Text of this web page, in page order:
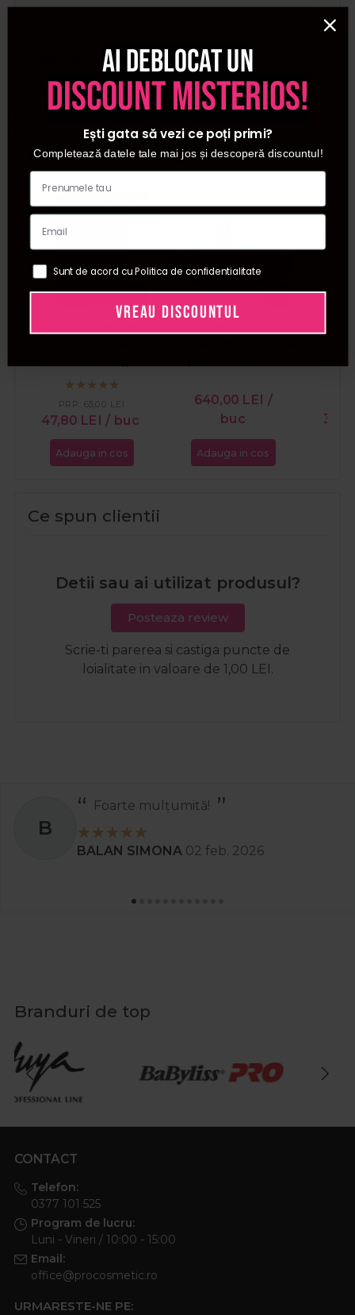
Airbrush unghii
Brand
Cupio
Cumparate frecvent impreuna:
20ml
47,80 LEI / buc
PRP: 65,00 LEI
Adauga in cos
640,00 LEI /
buc
Adauga in cos
Ce spun clientii
Detii sau ai utilizat produsul?
Posteaza review
Scrie-ti parerea si castiga puncte de
loialitate in valoare de 1,00 LEI.
B
Foarte mulțumită!
BALAN SIMONA 02 feb. 2026
Branduri de top
CONTACT
Telefon:
0377 101 525
Program de lucru:
Luni - Vineri / 10:00 - 15:00
Email:
office@procosmetic.ro
URMARESTE-NE PE:
Ai deblocat un
discount misterios!
Ești gata să vezi ce poți primi?
Completează datele tale mai jos și descoperă discountul!
Sunt de acord cu Politica de confidentialitate
VREAU DISCOUNTUL